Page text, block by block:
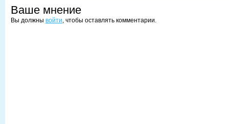
Ваше мнение
Вы должны войти, чтобы оставлять комментарии.